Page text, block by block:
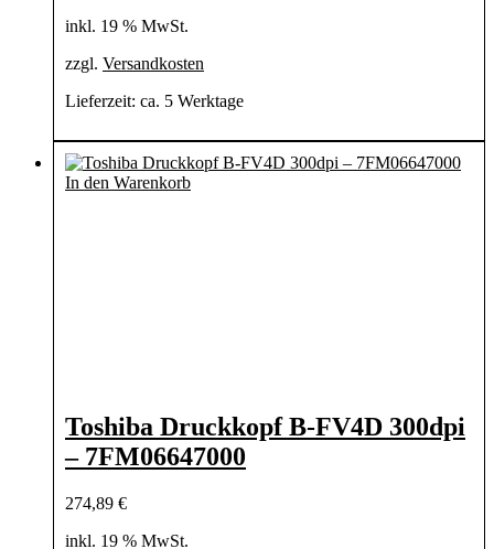
inkl. 19 % MwSt.
zzgl. Versandkosten
Lieferzeit: ca. 5 Werktage
In den Warenkorb
Toshiba Druckkopf B-FV4D 300dpi
– 7FM06647000
274,89 €
inkl. 19 % MwSt.